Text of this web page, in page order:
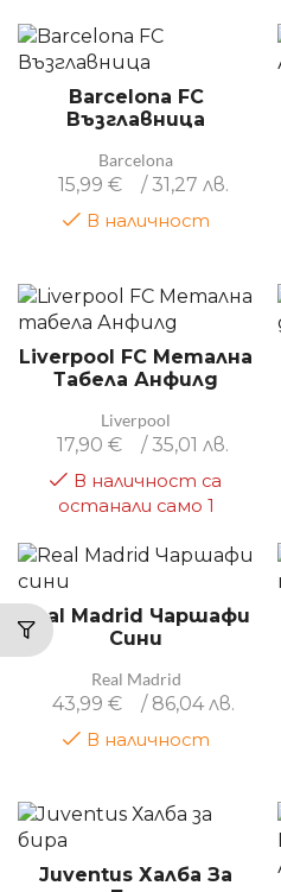
Barcelona FC
Възглавница
Barcelona
15,99 € / 31,27 лв.
В наличност
Liverpool FC Метална
Табела Анфилд
Liverpool
17,90 € / 35,01 лв.
В наличност са
останали само 1
Real Madrid Чаршафи
Сини
Real Madrid
43,99 € / 86,04 лв.
В наличност
Juventus Халба За